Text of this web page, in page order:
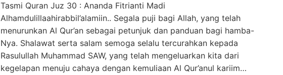
Tasmi Quran Juz 30 : Ananda Fitrianti Madi
Alhamdulillaahirabbil’alamiin.. Segala puji bagi Allah, yang telah
menurunkan Al Qur’an sebagai petunjuk dan panduan bagi hamba-
Nya. Shalawat serta salam semoga selalu tercurahkan kepada
Rasulullah Muhammad SAW, yang telah mengeluarkan kita dari
kegelapan menuju cahaya dengan kemuliaan Al Qur’anul kariim…